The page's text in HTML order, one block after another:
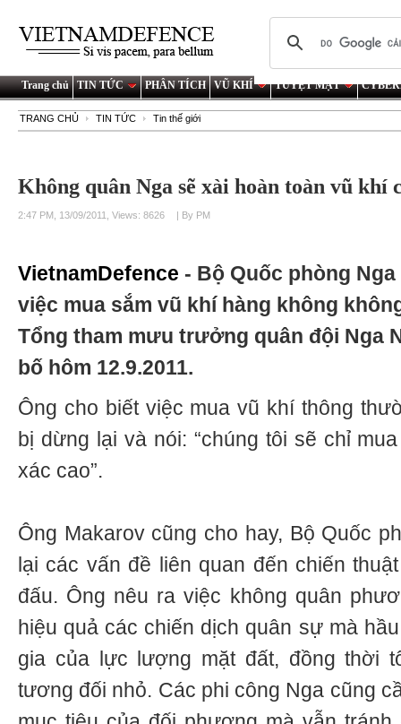
Trang chủ TIN TỨC PHÂN TÍCH VŨ KHÍ TUYỆT MẬT
TRANG CHỦ TIN TỨC Tin thế giới
Không quân Nga sẽ xài hoàn toàn vũ khí
2:47 PM, 13/09/2011, Views: 8626 | By PM
VietnamDefence - Bộ Quốc phòng
việc mua sắm vũ khí hàng không
Tổng tham mưu trưởng quân đội Nga
bố hôm 12.9.2011.
Ông cho biết việc mua vũ khí thông
bị dừng lại và nói: “chúng tôi sẽ chỉ
xác cao”.
Ông Makarov cũng cho hay, Bộ Quốc
lại các vấn đề liên quan đến chiến
đấu. Ông nêu ra việc không quân
hiệu quả các chiến dịch quân sự mà
gia của lực lượng mặt đất, đồng thời
tương đối nhỏ. Các phi công Nga cũng